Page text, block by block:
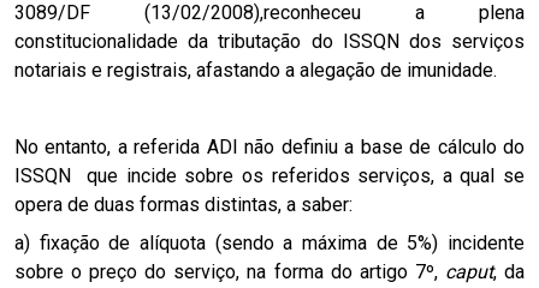
3089/DF (13/02/2008),reconheceu a plena
constitucionalidade da tributação do ISSQN dos serviços
notariais e registrais, afastando a alegação de imunidade.
No entanto, a referida ADI não definiu a base de cálculo do
ISSQN que incide sobre os referidos serviços, a qual se
opera de duas formas distintas, a saber:
a) fixação de alíquota (sendo a máxima de 5%) incidente
sobre o preço do serviço, na forma do artigo 7º, caput, da